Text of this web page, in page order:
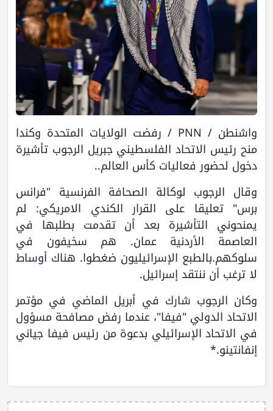
واشنطن / PNN / رفضت الولايات المتحدة وكندا
منح رئيس الاتحاد الفلسطيني جبريل الرجوب تأشيرة
دخول لحضور فعاليات كأس العالم..
وقال الرجوب لوكالة الصحافة الفرنسية "فرانس
برس" تعليقا على القرار الكندي الامريكي: لم
يمنحوني التأشيرة بعد أن تقدمت بطلبها في
العاصمة الأردنية عمان. هم سخيفون في
سلوكهم.بالطبع الإسرائيليون ضغطوا. هناك أوساط
لا ترغب أن ننتقد إسرائيل.
وكان الرجوب شارك في أبريل الماضي في مؤتمر
الاتحاد الدولي "فيفا"، عندما رفض مصافحة مسؤول
في الاتحاد الإسرائيلي بدعوة من رئيس فيفا جياني
إنفانتينو.*